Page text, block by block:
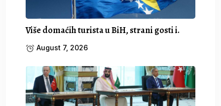
Više domaćih turista u BiH, strani gosti i.
August 7, 2026